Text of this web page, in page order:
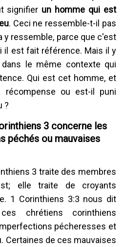
signifier un homme qui est
. Ceci ne ressemble-t-il pas
y ressemble, parce que c'est
il est fait référence. Mais il y
dans le même contexte qui
Qui est cet homme, et
récompense ou est-il puni
?
3 concerne les
péchés ou mauvaises
3 traite des membres
elle traite de croyants
1 Corinthiens 3:3 nous dit
chrétiens corinthiens
pécheresses et
Certaines de ces mauvaises